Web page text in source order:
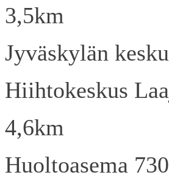
3,5km
Jyväskylän
Hiihtokeskus
4,6km
Huoltoasema